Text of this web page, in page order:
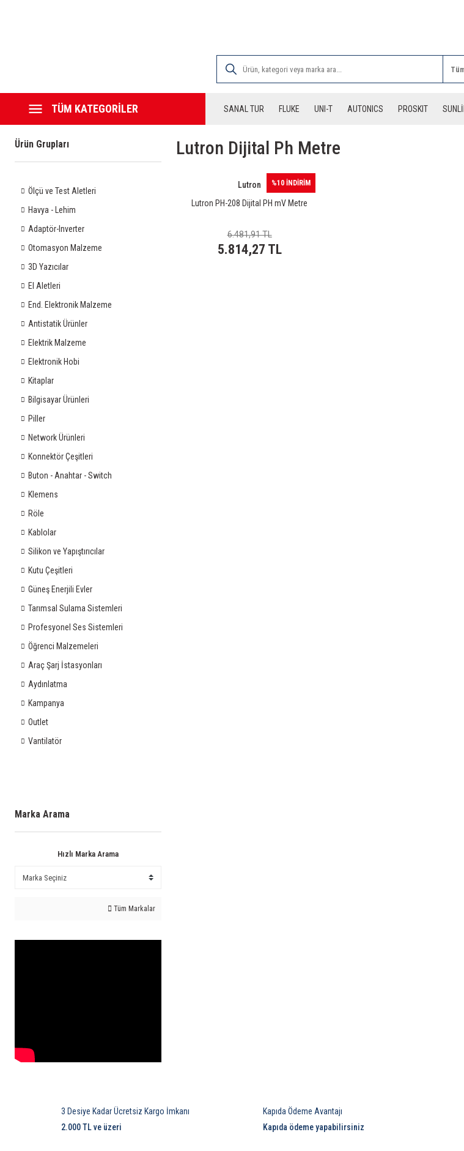
TÜM KATEGORİLER SANAL TUR FLUKE UNI-T AUTONICS PROSKIT
Ürün Grupları
Ölçü ve Test Aletleri
Havya - Lehim
Adaptör-Inverter
Otomasyon Malzeme
3D Yazıcılar
El Aletleri
End. Elektronik Malzeme
Antistatik Ürünler
Elektrik Malzeme
Elektronik Hobi
Kitaplar
Bilgisayar Ürünleri
Piller
Network Ürünleri
Konnektör Çeşitleri
Buton - Anahtar - Switch
Klemens
Röle
Kablolar
Silikon ve Yapıştırıcılar
Kutu Çeşitleri
Güneş Enerjili Evler
Tarımsal Sulama Sistemleri
Profesyonel Ses Sistemleri
Öğrenci Malzemeleri
Araç Şarj İstasyonları
Aydınlatma
Kampanya
Outlet
Vantilatör
Marka Arama
Hızlı Marka Arama
Tüm Markalar
Lutron Dijital Ph Metre
%10 İNDİRİM
Lutron
Lutron PH-208 Dijital PH mV Metre
6.481,91 TL
5.814,27 TL
3 Desiye Kadar Ücretsiz Kargo İmkanı
2.000 TL ve üzeri
Kapıda Ödeme Avantajı
Kapıda ödeme yapabilirsiniz